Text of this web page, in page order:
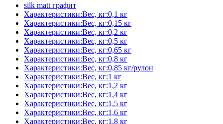
silk matt графит
Характеристики:Вес, кг:0,1 кг
Характеристики:Вес, кг:0,15 кг
Характеристики:Вес, кг:0,2 кг
Характеристики:Вес, кг:0,5 кг
Характеристики:Вес, кг:0,65 кг
Характеристики:Вес, кг:0,8 кг
Характеристики:Вес, кг:0,85 кг/рулон
Характеристики:Вес, кг:1 кг
Характеристики:Вес, кг:1,2 кг
Характеристики:Вес, кг:1,4 кг
Характеристики:Вес, кг:1,5 кг
Характеристики:Вес, кг:1,6 кг
Характеристики:Вес, кг:1,8 кг